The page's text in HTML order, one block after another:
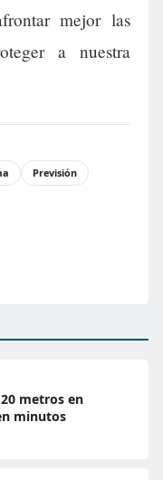
mejor las
a nuestra
Previsión
metros en
minutos